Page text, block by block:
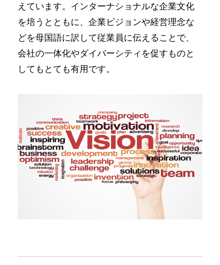
えています。インターナショナルな企業⽂化
を培うとともに、企業ビジョンや経営理念な
どを⺟国語に訳して従業員に伝えることで、
会社の⼀体化やダイバーシティを促すものと
してもとても有⽤です。